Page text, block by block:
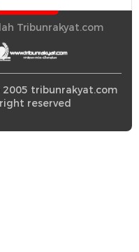
Tribunrakyat.com
2005 tribunrakyat.com
reserved